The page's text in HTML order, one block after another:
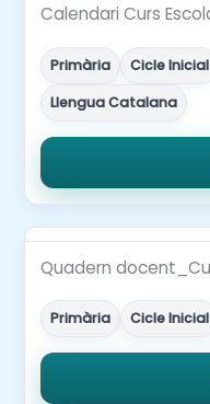
Calendari Curs
Primària Cicle Inicial
Llengua Catalana
Quadern
Primària Cicle Inicial